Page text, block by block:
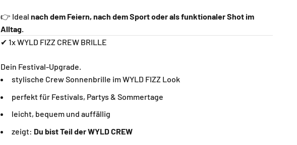
👉 Ideal nach dem Feiern, nach dem Sport oder als funktionaler Shot im
Alltag.
✔ 1x WYLD FIZZ CREW BRILLE
Dein Festival-Upgrade.
stylische Crew Sonnenbrille im WYLD FIZZ Look
perfekt für Festivals, Partys & Sommertage
leicht, bequem und auffällig
zeigt: Du bist Teil der WYLD CREW